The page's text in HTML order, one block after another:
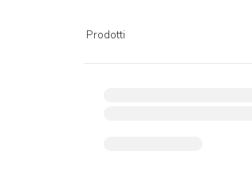
Prodotti